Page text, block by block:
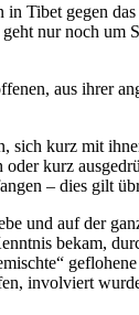
Tibet gegen
nur noch um
aus ihrer
kurz mit
kurz
– dies gilt
und auf der
bekam,
involviert